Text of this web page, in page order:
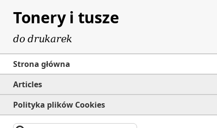
Tonery i tusze
do drukarek
Strona główna
Articles
Polityka plików Cookies